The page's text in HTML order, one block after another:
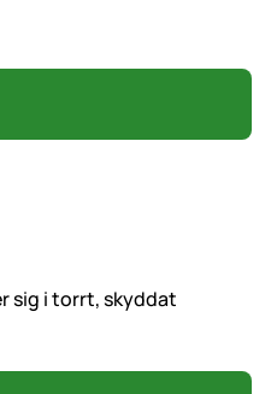
sig i torrt, skyddat